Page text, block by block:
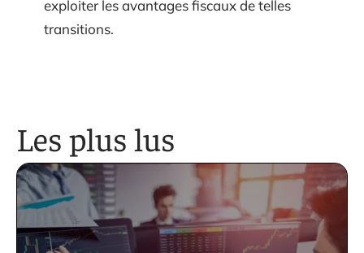
exploiter les avantages fiscaux de telles
transitions.
Les plus lus